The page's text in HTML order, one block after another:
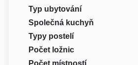
Typ ubytování
Společná kuchyň
Typy postelí
Počet ložnic
Počet místností